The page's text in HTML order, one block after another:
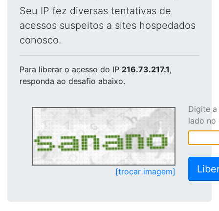
Seu IP fez diversas tentativas de
acessos suspeitos a sites hospedados
conosco.
Para liberar o acesso do IP 216.73.217.1,
responda ao desafio abaixo.
[trocar imagem]
Digite
lado no